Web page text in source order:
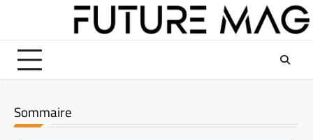
Sommaire